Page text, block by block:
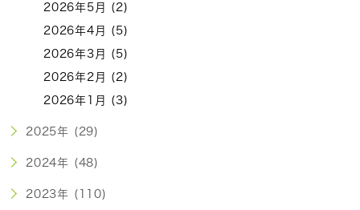
2026年5月 (2)
2026年4月 (5)
2026年3月 (5)
2026年2月 (2)
2026年1月 (3)
2025年 (29)
2024年 (48)
2023年 (110)